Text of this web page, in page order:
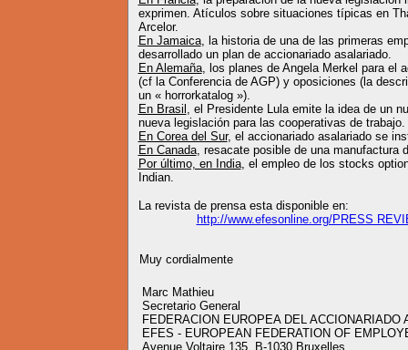
exprimen. Atículos sobre situaciones típicas en
Arcelor.
En Jamaica, la historia de una de las primeras
desarrollado un plan de accionariado asalariado.
En Alemaña, los planes de Angela Merkel para el
(cf la Conferencia de AGP) y oposiciones (la
un « horrorkatalog »).
En Brasil , el Presidente Lula emite la idea de un
nueva legislación para las cooperativas de trabajo.
En Corea del Sur, el accionariado asalariado se
En Canada, resacate posible de una manufactura
Por último, en India, el empleo de los stocks
Indian.
La revista de prensa esta disponible en:
http://www.efesonline.org/PRESS
Muy cordialmente
Marc Mathieu
Secretario General
FEDERACION EUROPEA DEL ACCIONARIADO
EFES - EUROPEAN FEDERATION OF
Avenue Voltaire 135, B-1030 Bruxelles